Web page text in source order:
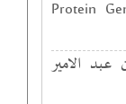
Protein
الامير